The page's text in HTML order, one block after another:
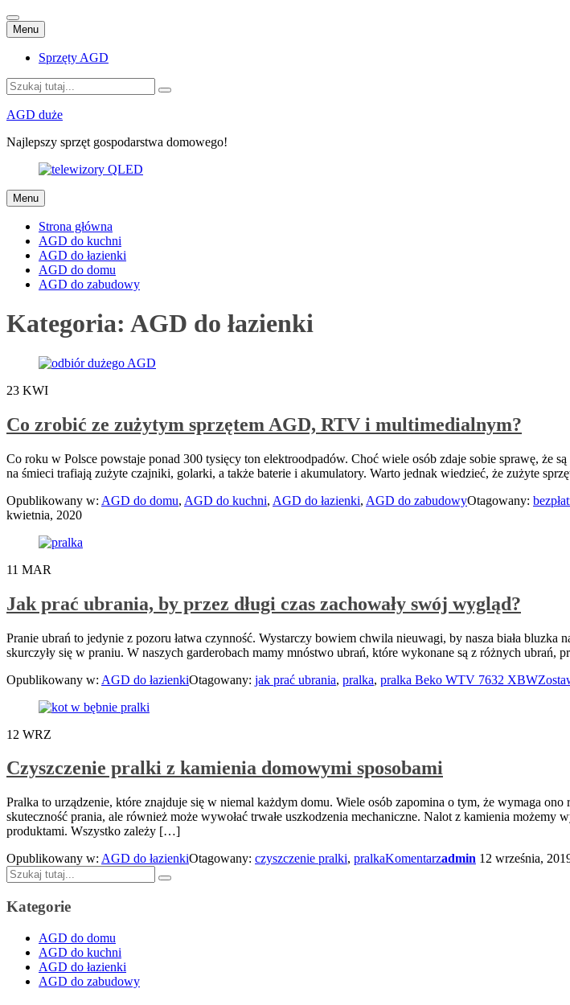
Menu Przejdź
do
treści
Sprzęty AGD
Szukaj:
AGD duże
Najlepszy sprzęt gospodarstwa domowego!
Menu Przejdź
do
treści
Strona główna
AGD do kuchni
AGD do łazienki
AGD do domu
AGD do zabudowy
Kategoria: AGD do łazienki
23 KWI
Co zrobić ze zużytym sprzętem AGD, RTV i multimedialnym?
Co roku w Polsce powstaje ponad 300 tysięcy ton elektroodpadów. Choć wiele osób zdaje sobie sprawę,
na śmieci trafiają zużyte czajniki, golarki, a także baterie i akumulatory. Warto jednak wiedzieć, że zużyte
Opublikowany w: AGD do domu, AGD do kuchni, AGD do łazienki, AGD do zabudowyOtagowany:
kwietnia, 2020
11 MAR
Jak prać ubrania, by przez długi czas zachowały swój wygląd?
Pranie ubrań to jedynie z pozoru łatwa czynność. Wystarczy bowiem chwila nieuwagi, by nasza biała bluzka
skurczyły się w praniu. W naszych garderobach mamy mnóstwo ubrań, które wykonane są z różnych
Opublikowany w: AGD do łazienkiOtagowany: jak prać ubrania, pralka, pralka Beko WTV 7632 XBW
12 WRZ
Czyszczenie pralki z kamienia domowymi sposobami
Pralka to urządzenie, które znajduje się w niemal każdym domu. Wiele osób zapomina o tym, że wymaga
skuteczność prania, ale również może wywołać trwałe uszkodzenia mechaniczne. Nalot z kamienia
produktami. Wszystko zależy […]
Opublikowany w: AGD do łazienkiOtagowany: czyszczenie pralki, pralkaKomentarzadmin 12 września,
Szukaj:
Kategorie
AGD do domu
AGD do kuchni
AGD do łazienki
AGD do zabudowy